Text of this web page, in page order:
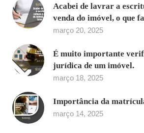
Acabei de lavrar a
venda do imóvel, o que
março 20, 2025
É muito importante
jurídica de um imóvel.
março 18, 2025
Importância da
março 14, 2025